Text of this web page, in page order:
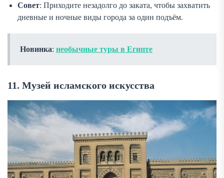
Совет: Приходите незадолго до заката, чтобы захватить
дневные и ночные виды города за один подъём.
Новинка: необычные туры в Египте
11. Музей исламского искусства